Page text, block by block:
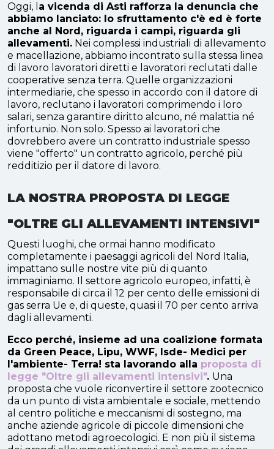
Oggi, l a vicenda di Asti rafforza la denuncia che
abbiamo lanciato: lo sfruttamento c'è ed è forte
anche al Nord, riguarda i campi, riguarda gli
allevamenti. Nei complessi industriali di allevamento
e macellazione, abbiamo incontrato sulla stessa linea
di lavoro lavoratori diretti e lavoratori reclutati dalle
cooperative senza terra. Quelle organizzazioni
intermediarie, che spesso in accordo con il datore di
lavoro, reclutano i lavoratori comprimendo i loro
salari, senza garantire diritto alcuno, né malattia né
infortunio. Non solo. Spesso ai lavoratori che
dovrebbero avere un contratto industriale spesso
viene "offerto" un contratto agricolo, perché più
redditizio per il datore di lavoro.
LA NOSTRA PROPOSTA DI LEGGE
"OLTRE GLI ALLEVAMENTI INTENSIVI"
Questi luoghi, che ormai hanno modificato
completamente i paesaggi agricoli del Nord Italia,
impattano sulle nostre vite più di quanto
immaginiamo. Il settore agricolo europeo, infatti, è
responsabile di circa il 12 per cento delle emissioni di
gas serra Ue e, di queste, quasi il 70 per cento arriva
dagli allevamenti.
Ecco perché, insieme ad una coalizione formata
da Green Peace, Lipu, WWF, Isde- Medici per
l'ambiente- Terra! sta lavorando alla proposta di
legge "Oltre gli allevamenti intensivi". Una
proposta che vuole riconvertire il settore zootecnico
da un punto di vista ambientale e sociale, mettendo
al centro politiche e meccanismi di sostegno, ma
anche aziende agricole di piccole dimensioni che
adottano metodi agroecologici. E non più il sistema